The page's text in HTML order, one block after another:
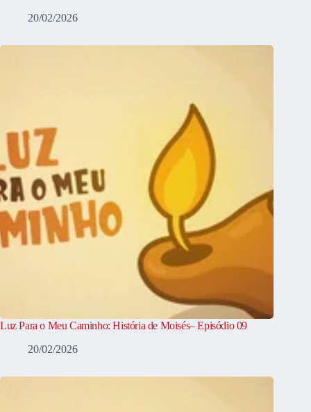
20/02/2026
Luz Para o Meu Caminho: História de Moisés– Episódio 09
20/02/2026